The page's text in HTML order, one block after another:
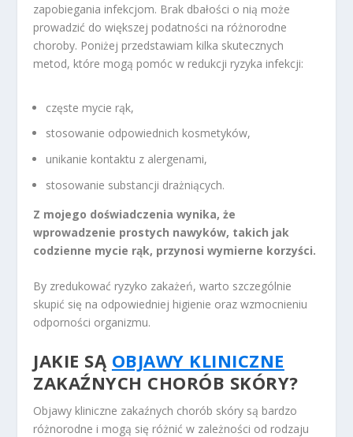
zapobiegania infekcjom. Brak dbałości o nią może
prowadzić do większej podatności na różnorodne
choroby. Poniżej przedstawiam kilka skutecznych
metod, które mogą pomóc w redukcji ryzyka infekcji:
częste mycie rąk,
stosowanie odpowiednich kosmetyków,
unikanie kontaktu z alergenami,
stosowanie substancji drażniących.
Z mojego doświadczenia wynika, że
wprowadzenie prostych nawyków, takich jak
codzienne mycie rąk, przynosi wymierne korzyści.
By zredukować ryzyko zakażeń, warto szczególnie
skupić się na odpowiedniej higienie oraz wzmocnieniu
odporności organizmu.
JAKIE SĄ OBJAWY KLINICZNE
ZAKAŹNYCH CHORÓB SKÓRY?
Objawy kliniczne zakaźnych chorób skóry są bardzo
różnorodne i mogą się różnić w zależności od rodzaju